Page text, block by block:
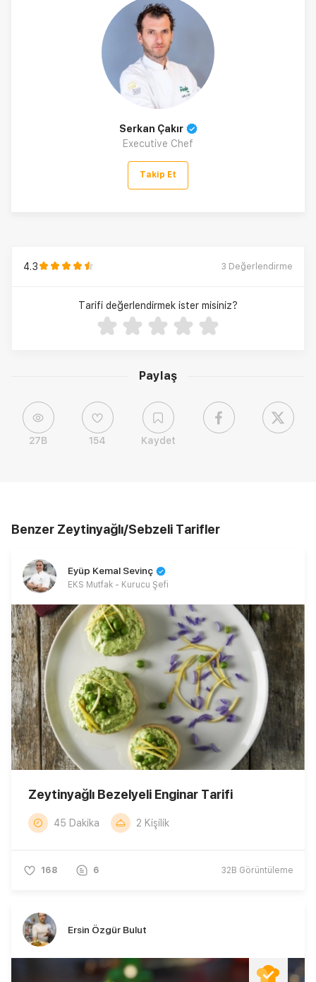
Paylaş
27B 154 Kaydet
Serkan Çakır
Executive Chef
Takip Et
4.3 3 Değerlendirme
Tarifi değerlendirmek ister misiniz?
Benzer Zeytinyağlı/Sebzeli Tarifler
Eyüp Kemal Sevinç
EKS Mutfak - Kurucu Şefi
Zeytinyağlı Bezelyeli Enginar Tarifi
45 Dakika 2 Kişilik
168 6 32B Görüntüleme
Ersin Özgür Bulut